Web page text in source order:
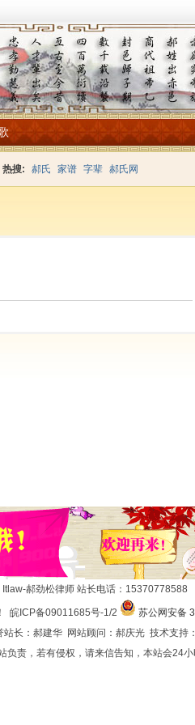
热搜: 郝氏 家谱 字辈 郝氏网
Itlaw-郝劲松律师 站长电话：15370778588
皖ICP备09011685号-1/2
苏公网安备
长：郝建华 网站顾问：郝庆光 技术支持：
责，若有侵权，请来信告知，本站会24小